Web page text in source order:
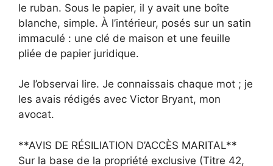
le ruban. Sous le papier, il y avait une boîte
blanche, simple. À l’intérieur, posés sur un satin
immaculé : une clé de maison et une feuille
pliée de papier juridique.
Je l’observai lire. Je connaissais chaque mot ; je
les avais rédigés avec Victor Bryant, mon
avocat.
**AVIS DE RÉSILIATION D’ACCÈS MARITAL**
Sur la base de la propriété exclusive (Titre 42,